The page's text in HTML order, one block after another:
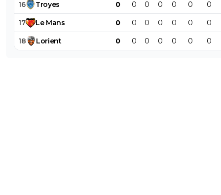
16 Troyes 0 0 0 0 0 0 0
17 Le Mans 0 0 0 0 0 0 0
18 Lorient 0 0 0 0 0 0 0